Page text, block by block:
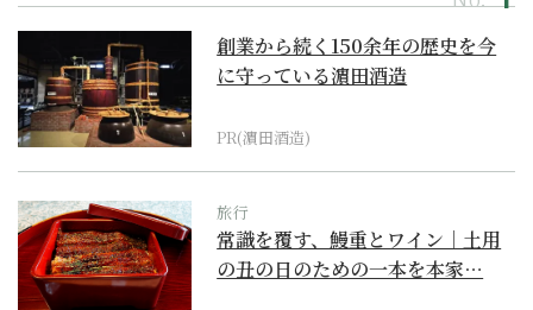
創業から続く150余年の歴史を今
に守っている濵田酒造
PR(濵田酒造)
旅行
常識を覆す、鰻重とワイン｜土用
の丑の日のための一本を本家…